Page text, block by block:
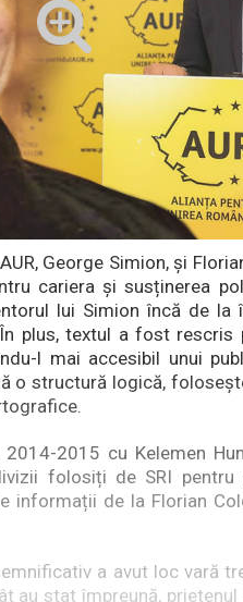
George Simion, și
cariera și susținerea
lui Simion încă de la
plus, textul a fost
l mai accesibil unui
o structură logică,
2015 cu Kelemen
folosiți de SRI pentru
informații de la Florian
a avut loc vară
au stat împreună,